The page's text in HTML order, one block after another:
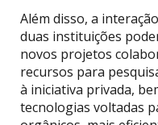
Além disso, a
duas instituições
novos projetos
recursos para
à iniciativa privada,
tecnologias voltadas